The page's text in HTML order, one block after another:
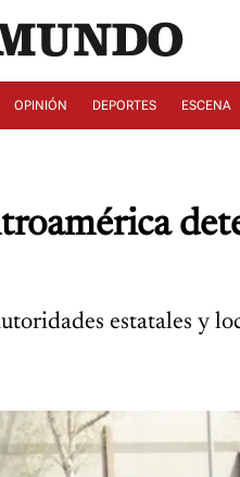
OPINIÓN DEPORTES ESCENA
estatales y